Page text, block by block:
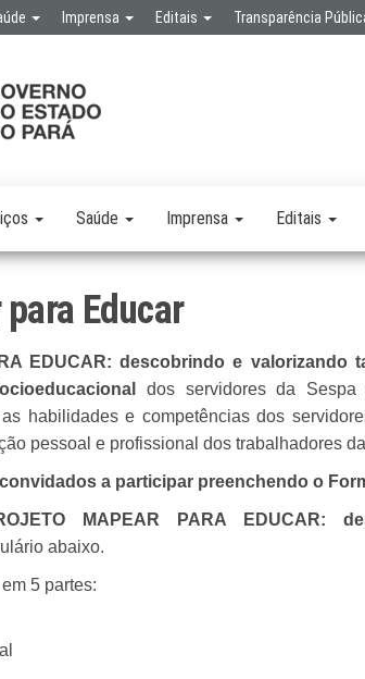
Imprensa Editais Transparência
Saúde Imprensa Editais
Educar
EDUCAR: descobrindo e valorizando
dos servidores da
habilidades e competências dos
pessoal e profissional dos trabalhadores
a participar preenchendo o
MAPEAR PARA EDUCAR:
abaixo.
5 partes: